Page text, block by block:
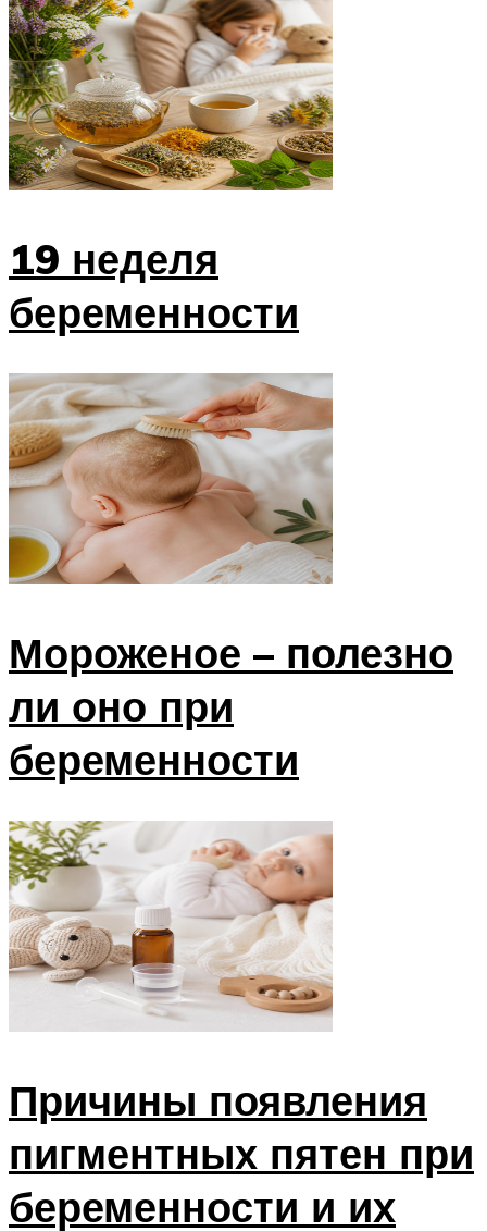
19 неделя
беременности
Мороженое – полезно
ли оно при
беременности
Причины появления
пигментных пятен при
беременности и их